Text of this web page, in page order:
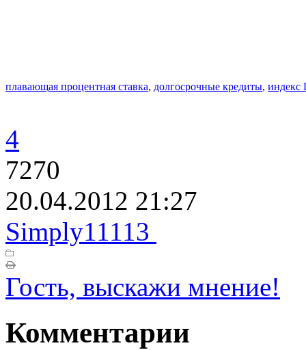
плавающая процентная ставка, долгосрочные кредиты, индекс
4
7270
20.04.2012 21:27
Simply11113
Гость, выскажи мнение!
Комментарии